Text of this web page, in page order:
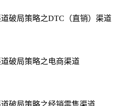
道破局策略之DTC（直销）渠道
破局策略之电商渠道